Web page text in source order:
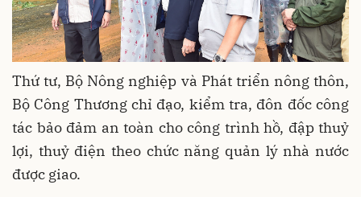
Thứ tư, Bộ Nông nghiệp và Phát triển nông thôn,
Bộ Công Thương chỉ đạo, kiểm tra, đôn đốc công
tác bảo đảm an toàn cho công trình hồ, đập thuỷ
lợi, thuỷ điện theo chức năng quản lý nhà nước
được giao.